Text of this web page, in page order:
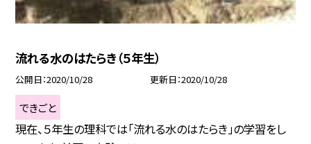
流れる水のはたらき（５年生）
公開日 2020/10/28 更新日 2020/10/28
できごと
現在、５年生の理科では「流れる水のはたらき」の学習をし